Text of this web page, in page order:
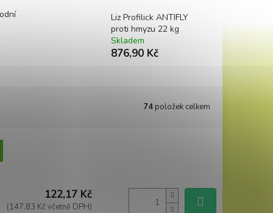
Liz Profilick ANTIFLY
proti hmyzu 22 kg
Skladem
876,90 Kč
74 položek celkem
122,17 Kč
(147,83 Kč včetně DPH)